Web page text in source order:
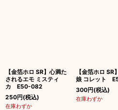
【金箔ホロ SR】心満た
されるエモ ミスティ
カ E50-082
250円(税込)
在庫わずか
【金箔ホロ SR
娘 コレット
300円(税込)
在庫わずか